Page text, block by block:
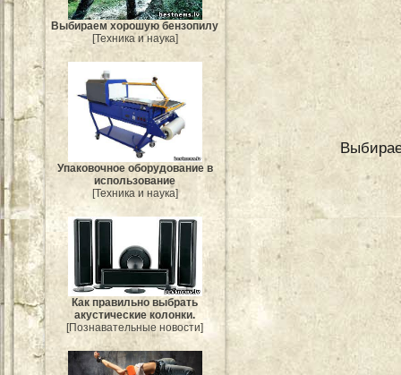
Выбираем хорошую бензопилу
[Техника и наука]
Упаковочное оборудование в
использование
[Техника и наука]
Как правильно выбрать
акустические колонки.
[Познавательные новости]